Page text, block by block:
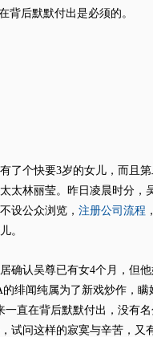
背后默默付出是必须的。
个快要3岁的女儿，而且第
太林丽莹。昨日凌晨时分，
设公众浏览， 注册公司流程
。
认吴尊已有女4个月，但他
绯闻纯属为了新戏炒作，瞒
直在背后默默付出，没有
试问这样的寂寞与辛苦，又